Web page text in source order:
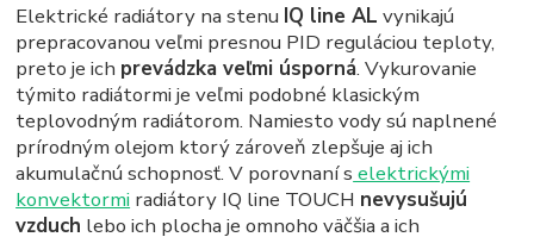
Elektrické radiátory na stenu IQ line AL vynikajú
prepracovanou veľmi presnou PID reguláciou teploty,
preto je ich prevádzka veľmi úsporná. Vykurovanie
týmito radiátormi je veľmi podobné klasickým
teplovodným radiátorom. Namiesto vody sú naplnené
prírodným olejom ktorý zároveň zlepšuje aj ich
akumulačnú schopnosť. V porovnaní s elektrickými
konvektormi radiátory IQ line TOUCH nevysušujú
vzduch lebo ich plocha je omnoho väčšia a ich